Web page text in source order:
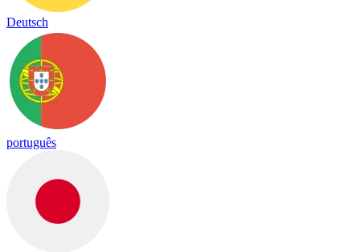
Deutsch
português